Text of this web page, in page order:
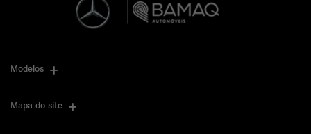
Modelos
Mapa do site